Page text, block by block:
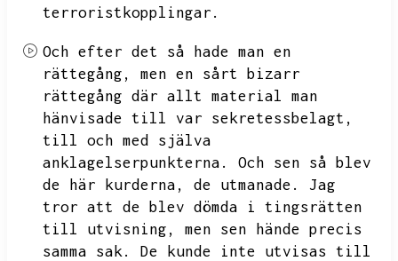
terroristkopplingar.
Och efter det så hade man en
rättegång,
men en sårt bizarr
rättegång där allt material man
hänvisade till var sekretessbelagt,
till och med själva
anklagelserpunkterna.
Och sen så blev
de här kurderna,
de utmanade.
Jag
tror att de blev dömda i tingsrätten
till utvisning,
men sen hände precis
samma sak.
De kunde inte utvisas till